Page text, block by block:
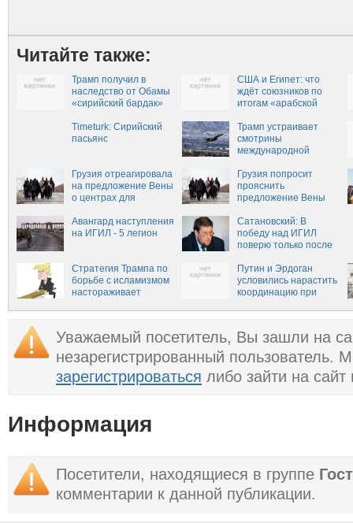
Читайте также:
Трамп получил в
наследство от Обамы
«сирийский бардак»
США и Египет: что
ждёт союзников по
итогам «арабской
Timeturk: Сирийский
пасьянс
Трамп устраивает
смотрины
международной
Грузия отреагировала
на предложение Вены
о центрах для
Грузия попросит
прояснить
предложение Вены
беженцев вне ЕС
Авангард наступления
на ИГИЛ - 5 легион
Сатановский: В
победу над ИГИЛ
поверю только после
Минобороны
Стратегия Трампа по
борьбе с исламизмом
настораживает
Путин и Эрдоган
условились нарастить
координацию при
Уважаемый посетитель, Вы зашли на
незарегистрированный
зарегистрироваться либо зайти на
Информация
Посетители, находящиеся в группе
комментарии к данной публикации.